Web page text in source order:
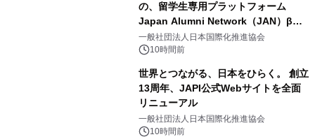
の、留学生専用プラットフォーム
Japan Alumni Network（JAN）β版
をリリース
一般社団法人日本国際化推進協会
10時間前
世界とつながる、日本をひらく。 創立
13周年、JAPI公式Webサイトを全面
リニューアル
一般社団法人日本国際化推進協会
10時間前